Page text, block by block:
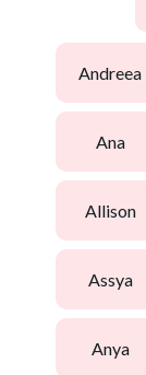
andreea
ana
allison
assya
anya